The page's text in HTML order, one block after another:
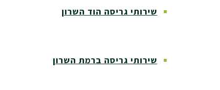
שירותי גריסה הוד השרון
שירותי גריסה ברמת השרון